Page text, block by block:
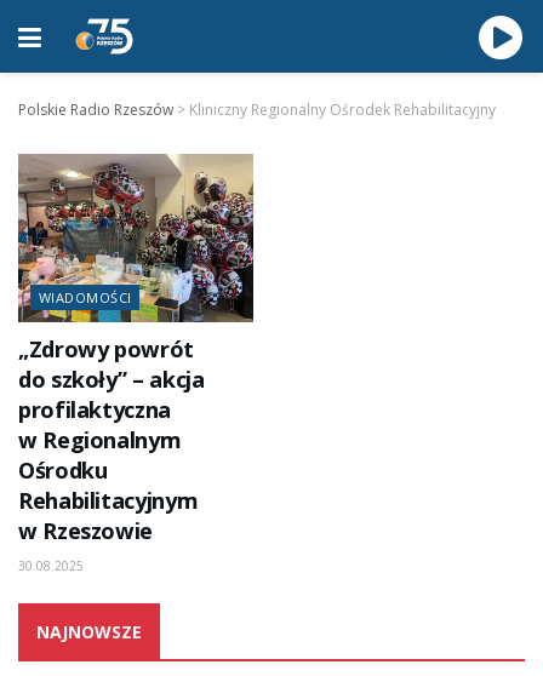
Polskie Radio Rzeszów > Kliniczny Regionalny Ośrodek Rehabilitacyjny
WIADOMOŚCI
„Zdrowy powrót
do szkoły” – akcja
profilaktyczna
w Regionalnym
Ośrodku
Rehabilitacyjnym
w Rzeszowie
30.08.2025
NAJNOWSZE